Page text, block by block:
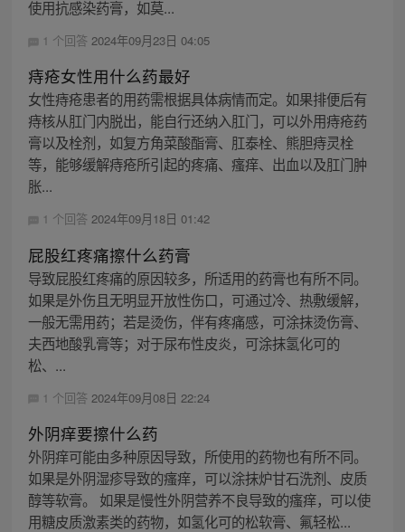
使用抗感染药膏，如莫...
1 个回答 2024年09月23日 04:05
痔疮女性用什么药最好
女性痔疮患者的用药需根据具体病情而定。如果排便后有
痔核从肛门内脱出，能自行还纳入肛门，可以外用痔疮药
膏以及栓剂，如复方角菜酸酯膏、肛泰栓、熊胆痔灵栓
等，能够缓解痔疮所引起的疼痛、瘙痒、出血以及肛门肿
胀...
1 个回答 2024年09月18日 01:42
屁股红疼痛擦什么药膏
导致屁股红疼痛的原因较多，所适用的药膏也有所不同。
如果是外伤且无明显开放性伤口，可通过冷、热敷缓解，
一般无需用药；若是烫伤，伴有疼痛感，可涂抹烫伤膏、
夫西地酸乳膏等；对于尿布性皮炎，可涂抹氢化可的
松、...
1 个回答 2024年09月08日 22:24
外阴痒要擦什么药
外阴痒可能由多种原因导致，所使用的药物也有所不同。
如果是外阴湿疹导致的瘙痒，可以涂抹炉甘石洗剂、皮质
醇等软膏。 如果是慢性外阴营养不良导致的瘙痒，可以使
用糖皮质激素类的药物，如氢化可的松软膏、氟轻松...